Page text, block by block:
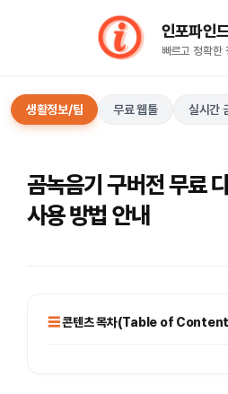
인포파인
빠르고 정확한
생활정보/팁 무료 웹툴 실시간
곰녹음기 구버전 무료
사용 방법 안내
콘텐츠 목차(Table of